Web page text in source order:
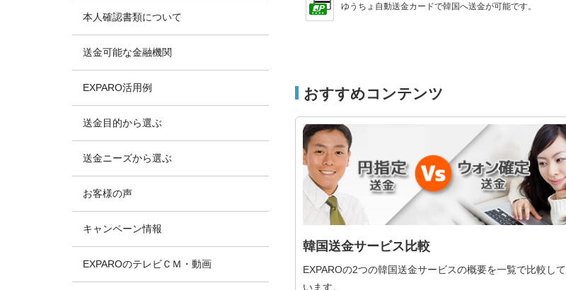
ゆうちょ自動送金カードで韓国へ送金が可能です。
おすすめコンテンツ
韓国送金サービス比較
EXPAROの2つの韓国送金サービスの概要を一覧で比較して
います。
本人確認書類について
送金可能な金融機関
EXPARO活用例
送金目的から選ぶ
送金ニーズから選ぶ
お客様の声
キャンペーン情報
EXPAROのテレビＣＭ・動画